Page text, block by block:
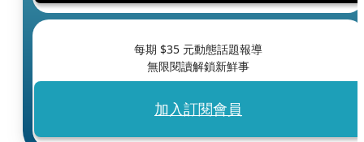
每期 $35 元動態話題報導
無限閱讀解鎖新鮮事
加入訂閱會員